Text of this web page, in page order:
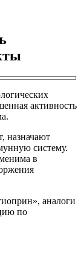
активность
назначают
систему.
в
аналоги
по